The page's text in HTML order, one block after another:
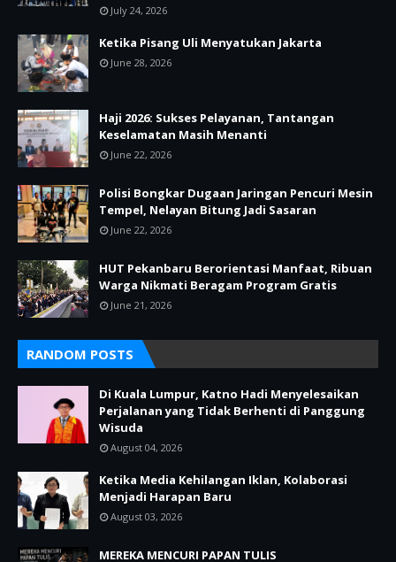
July 24, 2026
Ketika Pisang Uli Menyatukan Jakarta
June 28, 2026
Haji 2026: Sukses Pelayanan, Tantangan
Keselamatan Masih Menanti
June 22, 2026
Polisi Bongkar Dugaan Jaringan Pencuri Mesin
Tempel, Nelayan Bitung Jadi Sasaran
June 22, 2026
HUT Pekanbaru Berorientasi Manfaat, Ribuan
Warga Nikmati Beragam Program Gratis
June 21, 2026
RANDOM POSTS
Di Kuala Lumpur, Katno Hadi Menyelesaikan
Perjalanan yang Tidak Berhenti di Panggung
Wisuda
August 04, 2026
Ketika Media Kehilangan Iklan, Kolaborasi
Menjadi Harapan Baru
August 03, 2026
MEREKA MENCURI PAPAN TULIS